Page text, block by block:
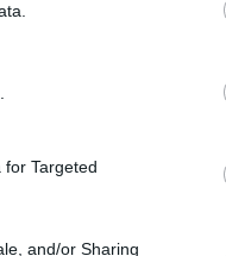
Targeted
and/or Sharing
commerciali
vocabolario
i
una leva